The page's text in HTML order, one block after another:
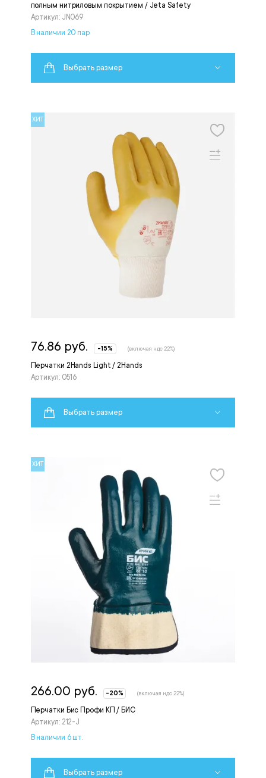
полным нитриловым покрытием / Jeta Safety
Артикул: JN069
В наличии 20 пар
Выбрать размер
ХИТ
Перчатки 2Hands Light / 2Hands
Артикул: 0516
76.86 руб. -15% (включая ндс 22%)
Выбрать размер
ХИТ
Перчатки Бис Профи КП / БИС
Артикул: 212-J
266.00 руб. -20% (включая ндс 22%)
В наличии 6 шт.
Выбрать размер